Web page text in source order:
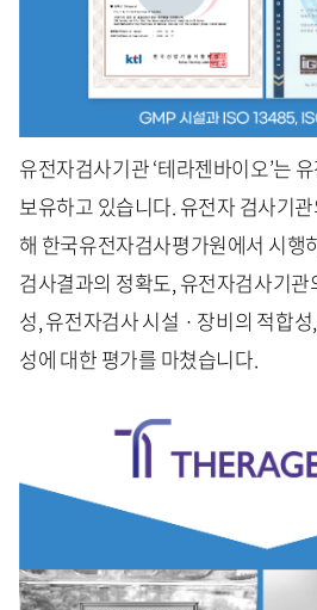
유전자검사기관 ‘테라젠바이오’는
보유하고 있습니다. 유전자 검사기
해 한국유전자검사평가원에서 시행
검사결과의 정확도, 유전자검사기
성, 유전자검사 시설 · 장비의 적합
성에 대한 평가를 마쳤습니다.